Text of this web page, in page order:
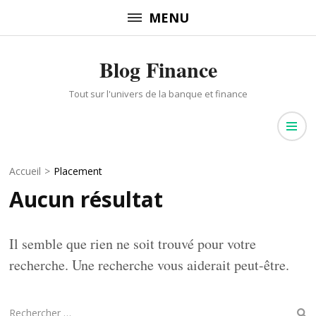
au
MENU
Blog Finance
Tout sur l'univers de la banque et finance
Accueil > Placement
Aucun résultat
Il semble que rien ne soit trouvé pour votre
recherche. Une recherche vous aiderait peut-être.
Recherche